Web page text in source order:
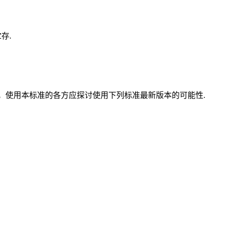
.
用本标准的各方应探讨使用下列标准最新版本的可能性.